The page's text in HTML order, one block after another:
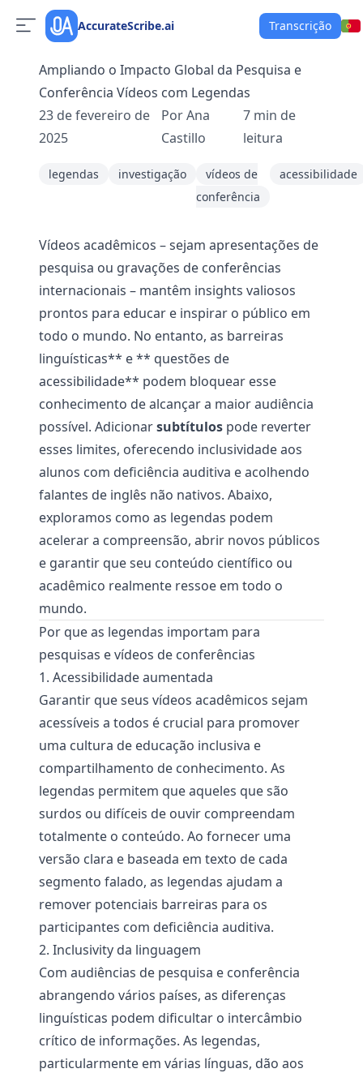
AccurateScribe.ai Transcrição
Ampliando o Impacto Global da Pesquisa e
Conferência Vídeos com Legendas
23 de fevereiro de
2025
Por Ana
Castillo
7 min de
leitura
legendas investigação
vídeos de
conferência
acessibilidade
Vídeos acadêmicos – sejam apresentações de
pesquisa ou gravações de conferências
internacionais – mantêm insights valiosos
prontos para educar e inspirar o público em
todo o mundo. No entanto, as barreiras
linguísticas** e ** questões de
acessibilidade** podem bloquear esse
conhecimento de alcançar a maior audiência
possível. Adicionarsubtítulos pode reverter
esses limites, oferecendo inclusividade aos
alunos com deficiência auditiva e acolhendo
falantes de inglês não nativos. Abaixo,
exploramos como as legendas podem
acelerar a compreensão, abrir novos públicos
e garantir que seu conteúdo científico ou
acadêmico realmente ressoe em todo o
mundo.
Por que as legendas importam para
pesquisas e vídeos de conferências
1. Acessibilidade aumentada
Garantir que seus vídeos acadêmicos sejam
acessíveis a todos é crucial para promover
uma cultura de educação inclusiva e
compartilhamento de conhecimento. As
legendas permitem que aqueles que são
surdos ou difíceis de ouvir compreendam
totalmente o conteúdo. Ao fornecer uma
versão clara e baseada em texto de cada
segmento falado, as legendas ajudam a
remover potenciais barreiras para os
participantes com deficiência auditiva.
2. Inclusivity da linguagem
Com audiências de pesquisa e conferência
abrangendo vários países, as diferenças
linguísticas podem dificultar o intercâmbio
crítico de informações. As legendas,
particularmente em várias línguas, dão aos